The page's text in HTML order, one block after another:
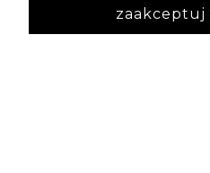
zaakceptuj